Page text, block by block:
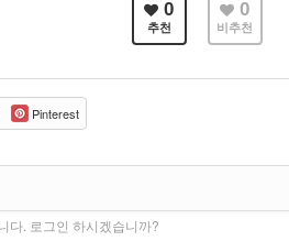
0
추천
0
비추천
Pinterest
다. 로그인 하시겠습니까?